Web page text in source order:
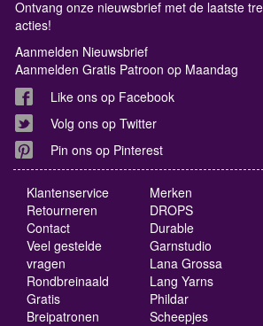
Ontvang onze nieuwsbrief met de laatste
acties!
Aanmelden Nieuwsbrief
Aanmelden Gratis Patroon op Maandag
Like ons op Facebook
Volg ons op Twitter
Pin ons op Pinterest
Klantenservice
Retourneren
Contact
Veel gestelde
vragen
Rondbreinaald
Gratis
Breipatronen
Merken
DROPS
Durable
Garnstudio
Lana Grossa
Lang Yarns
Phildar
Scheepjes